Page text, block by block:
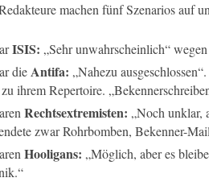
machen fünf Szenarios auf
ISIS: „Sehr unwahrscheinlich“
dieAntifa: „Nahezu
ihrem Repertoire.
Rechtsextremisten: „Noch unklar,
zwar Rohrbomben, Bekenner-
Hooligans: „Möglich, aber es